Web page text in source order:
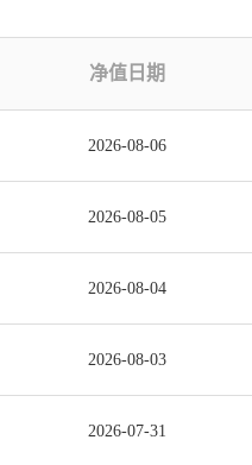
净值日期
2026-08-06
2026-08-05
2026-08-04
2026-08-03
2026-07-31